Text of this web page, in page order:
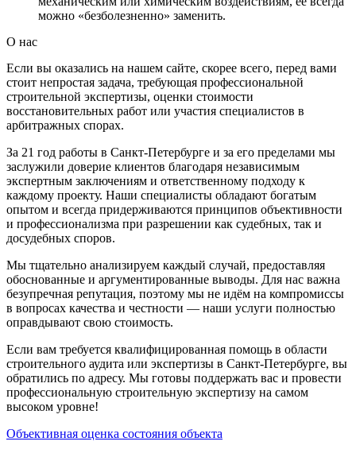
можно «безболезненно» заменить.
О нас
Если вы оказались на нашем сайте, скорее всего, перед вами
стоит непростая задача, требующая профессиональной
строительной экспертизы, оценки стоимости
восстановительных работ или участия специалистов в
арбитражных спорах.
За 21 год работы в Санкт-Петербурге и за его пределами мы
заслужили доверие клиентов благодаря независимым
экспертным заключениям и ответственному подходу к
каждому проекту. Наши специалисты обладают богатым
опытом и всегда придерживаются принципов объективности
и профессионализма при разрешении как судебных, так и
досудебных споров.
Мы тщательно анализируем каждый случай, предоставляя
обоснованные и аргументированные выводы. Для нас важна
безупречная репутация, поэтому мы не идём на компромиссы
в вопросах качества и честности — наши услуги полностью
оправдывают свою стоимость.
Если вам требуется квалифицированная помощь в области
строительного аудита или экспертизы в Санкт-Петербурге, вы
обратились по адресу. Мы готовы поддержать вас и провести
профессиональную строительную экспертизу на самом
высоком уровне!
Объективная оценка состояния объекта